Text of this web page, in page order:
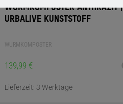
WURMKOMPOSTER ANTHRAZIT |
URBALIVE KUNSTSTOFF
WURMKOMPOSTER
139,99 €
Lieferzeit: 3 Werktage